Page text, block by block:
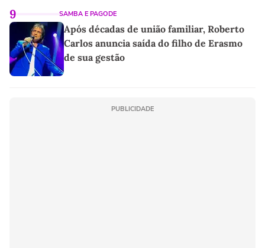
9 SAMBA E PAGODE
Após décadas de união familiar, Roberto
Carlos anuncia saída do filho de Erasmo
de sua gestão
PUBLICIDADE